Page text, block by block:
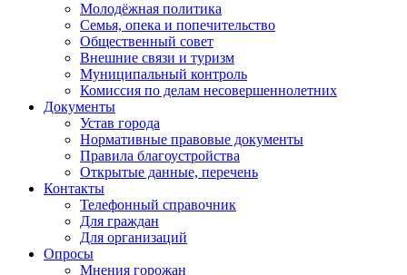
Молодёжная политика
Семья, опека и попечительство
Общественный совет
Внешние связи и туризм
Муниципальный контроль
Комиссия по делам несовершеннолетних
Документы
Устав города
Нормативные правовые документы
Правила благоустройства
Открытые данные, перечень
Контакты
Телефонный справочник
Для граждан
Для организаций
Опросы
Мнения горожан